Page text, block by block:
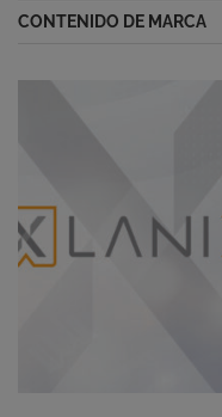
CONTENIDO DE MARCA